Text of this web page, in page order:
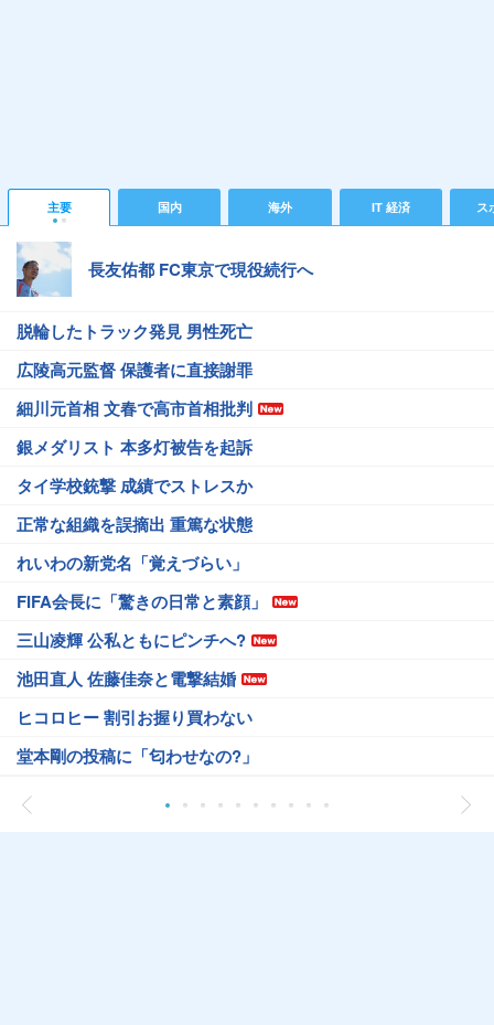
主要 国内 海外 IT 経済 ス
長友佑都 FC東京で現役続行へ
脱輪したトラック発見 男性死亡
広陵高元監督 保護者に直接謝罪
細川元首相 文春で高市首相批判
銀メダリスト 本多灯被告を起訴
タイ学校銃撃 成績でストレスか
正常な組織を誤摘出 重篤な状態
れいわの新党名「覚えづらい」
FIFA会長に「驚きの日常と素顔」
三山凌輝 公私ともにピンチへ?
池田直人 佐藤佳奈と電撃結婚
ヒコロヒー 割引お握り買わない
堂本剛の投稿に「匂わせなの?」